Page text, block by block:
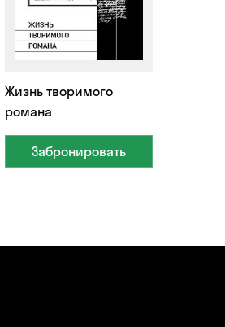
Жизнь творимого
романа
Забронировать